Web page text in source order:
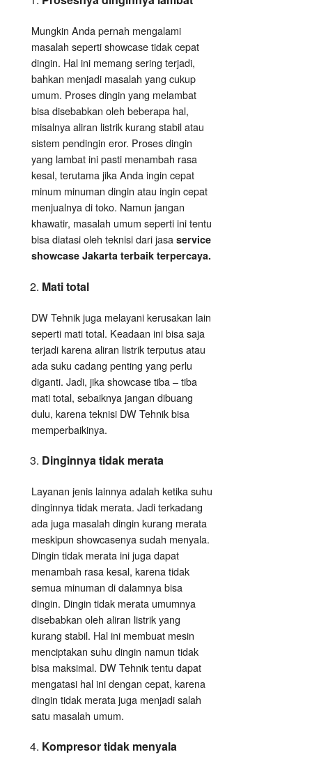
Mungkin Anda pernah mengalami
masalah seperti showcase tidak cepat
dingin. Hal ini memang sering terjadi,
bahkan menjadi masalah yang cukup
umum. Proses dingin yang melambat
bisa disebabkan oleh beberapa hal,
misalnya aliran listrik kurang stabil atau
sistem pendingin eror. Proses dingin
yang lambat ini pasti menambah rasa
kesal, terutama jika Anda ingin cepat
minum minuman dingin atau ingin cepat
menjualnya di toko. Namun jangan
khawatir, masalah umum seperti ini tentu
bisa diatasi oleh teknisi dari jasa service
showcase Jakarta terbaik terpercaya.
Mati total
DW Tehnik juga melayani kerusakan lain
seperti mati total. Keadaan ini bisa saja
terjadi karena aliran listrik terputus atau
ada suku cadang penting yang perlu
diganti. Jadi, jika showcase tiba – tiba
mati total, sebaiknya jangan dibuang
dulu, karena teknisi DW Tehnik bisa
memperbaikinya.
Dinginnya tidak merata
Layanan jenis lainnya adalah ketika suhu
dinginnya tidak merata. Jadi terkadang
ada juga masalah dingin kurang merata
meskipun showcasenya sudah menyala.
Dingin tidak merata ini juga dapat
menambah rasa kesal, karena tidak
semua minuman di dalamnya bisa
dingin. Dingin tidak merata umumnya
disebabkan oleh aliran listrik yang
kurang stabil. Hal ini membuat mesin
menciptakan suhu dingin namun tidak
bisa maksimal. DW Tehnik tentu dapat
mengatasi hal ini dengan cepat, karena
dingin tidak merata juga menjadi salah
satu masalah umum.
Kompresor tidak menyala